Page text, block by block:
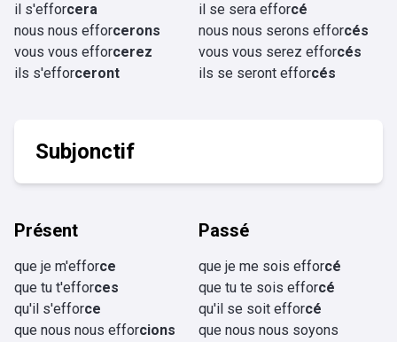
il s'efforcera
nous nous efforcerons
vous vous efforcerez
ils s'efforceront
il se sera efforcé
nous nous serons efforcés
vous vous serez efforcés
ils se seront efforcés
Subjonctif
Présent
que je m'efforce
que tu t'efforces
qu'il s'efforce
que nous nous efforcions
Passé
que je me sois efforcé
que tu te sois efforcé
qu'il se soit efforcé
que nous nous soyons